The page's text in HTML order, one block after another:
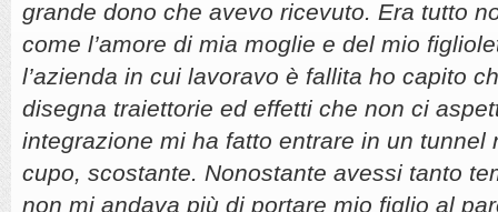
grande dono che avevo ricevuto. Era tutto
come l’amore di mia moglie e del mio
l’azienda in cui lavoravo è fallita ho capito
disegna traiettorie ed effetti che non ci
integrazione mi ha fatto entrare in un tunnel
cupo, scostante. Nonostante avessi tanto
non mi andava più di portare mio figlio al